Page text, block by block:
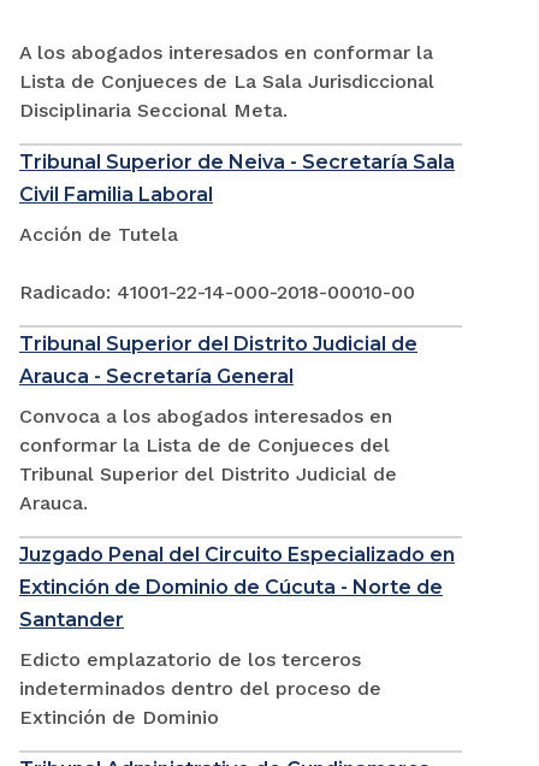
A los abogados interesados en conformar la
Lista de Conjueces de La Sala Jurisdiccional
Disciplinaria Seccional Meta.
Tribunal Superior de Neiva - Secretaría Sala
Civil Familia Laboral
Acción de Tutela
Radicado: 41001-22-14-000-2018-00010-00
Tribunal Superior del Distrito Judicial de
Arauca - Secretaría General
Convoca a los abogados interesados en
conformar la Lista de de Conjueces del
Tribunal Superior del Distrito Judicial de
Arauca.
Juzgado Penal del Circuito Especializado en
Extinción de Dominio de Cúcuta - Norte de
Santander
Edicto emplazatorio de los terceros
indeterminados dentro del proceso de
Extinción de Dominio